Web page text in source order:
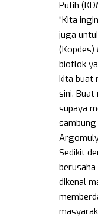
Putih
“Kita
juga
(Kopdes)
bioflok
kita buat
sini. Buat
supaya
Sedikit
dikenal